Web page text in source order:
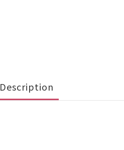
Description